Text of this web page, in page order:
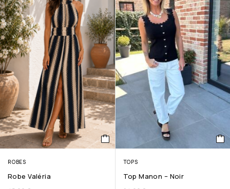
ROBES
Robe Valéria
TOPS
Top Manon – Noir